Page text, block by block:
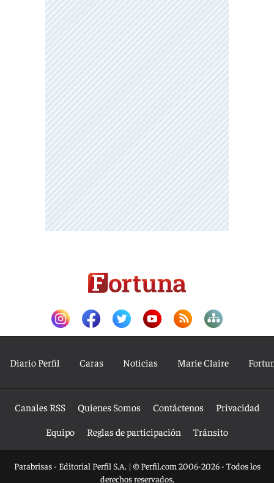
Diario Perfil Caras Noticias Marie Claire
Canales RSS Quienes Somos Contáctenos
Privacidad
Equipo
Reglas de participación Tránsito
Parabrisas - Editorial Perfil S.A. | © Perfil.com 2006-2026 - Todos los
derechos reservados.